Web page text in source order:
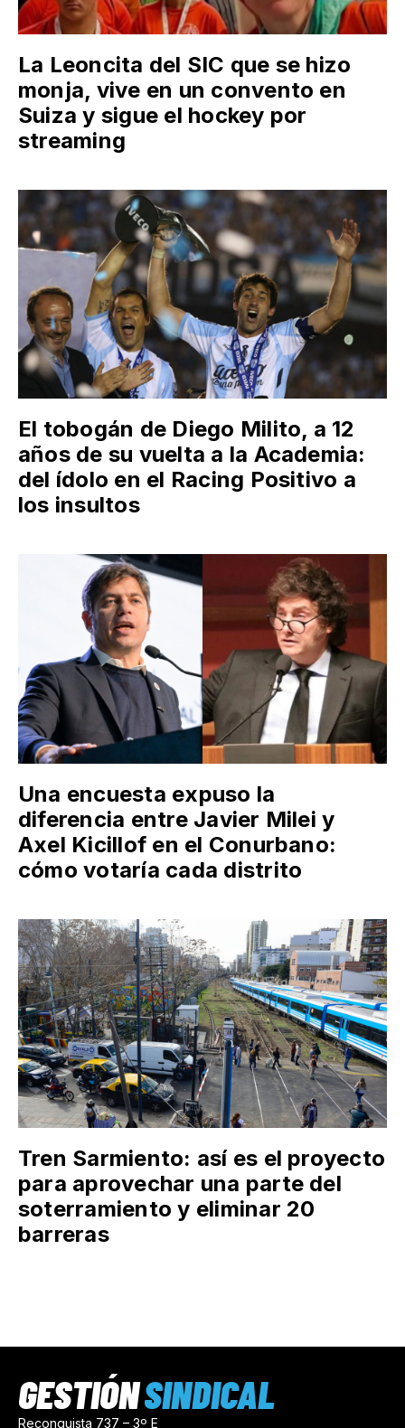
La Leoncita del SIC que se hizo
monja, vive en un convento en
Suiza y sigue el hockey por
streaming
El tobogán de Diego Milito, a 12
años de su vuelta a la Academia:
del ídolo en el Racing Positivo a
los insultos
Una encuesta expuso la
diferencia entre Javier Milei y
Axel Kicillof en el Conurbano:
cómo votaría cada distrito
Tren Sarmiento: así es el proyecto
para aprovechar una parte del
soterramiento y eliminar 20
barreras
Reconquista 737 – 3º E
GESTIÓNSINDICAL